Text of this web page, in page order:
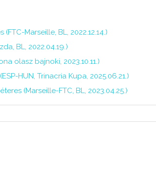
Marseille, BL, 2022.12.14.)
BL, 2022.04.19.)
olasz bajnoki, 2023.10.11.)
HUN, Trinacria Kupa, 2025.06.21.)
(Marseille-FTC, BL, 2023.04.25.)